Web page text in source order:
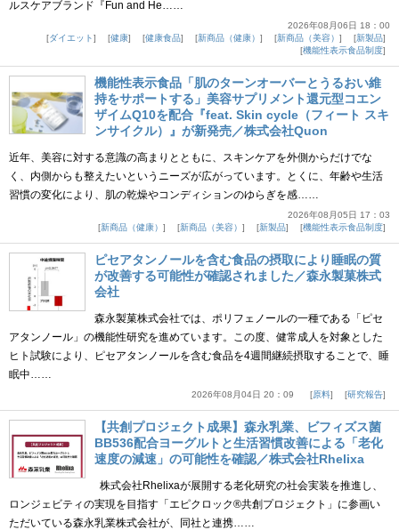
ルスケアブランド『Fun and He……
2026年08月06日 18：00
ダイエット
健康 健康食品 新商品（健康） 新商品（美容）
新製品
機能性表示食品制度
機能性表示食品「肌のターンオーバーとうるおい維
持をサポートする」美容サプリメント還元型コエン
ザイムQ10を配合『feat. Skin cycle（フィート スキ
ンサイクル）』が新発売／株式会社Quon
近年、美容に対する意識の高まりとともに、スキンケアを外側からだけでな
く、内側からも整えたいというニーズが広がっています。とくに、年齢や生活
習慣の変化により、肌の乾燥やコンディションのゆらぎを感……
2026年08月05日 17：03
新商品（健康）
新商品（美容） 新製品 機能性表示食品制度
ピセアタンノールを含む食品の摂取により睡眠の質
が改善する可能性が確認されました／森永製菓株式
会社
森永製菓株式会社では、ポリフェノールの一種である「ピセ
アタンノール」の機能性研究を進めています。この度、健常成人を対象とした
ヒト試験により、ピセアタンノールを含む食品を4週間継続摂取することで、睡
眠中……
2026年08月04日 20：09 原料 研究報告
【共創プロジェクト成果】森永乳業、ビフィズス菌
BB536配合ヨーグルトと生活習慣改善による「老化
速度の減速」の可能性を確認／株式会社Rhelixa
株式会社Rhelixaが展開する老化研究の社会実装を推進し、
ロンジェビティの実現を目指す「エピクロック®共創プロジェクト」に参画い
ただいている森永乳業株式会社が、同社と連携……